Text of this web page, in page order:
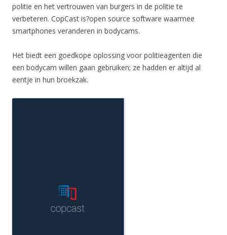
politie en het vertrouwen van burgers in de politie te
verbeteren. CopCast is?open source software waarmee
smartphones veranderen in bodycams.
Het biedt een goedkope oplossing voor politieagenten die
een bodycam willen gaan gebruiken; ze hadden er altijd al
eentje in hun broekzak.